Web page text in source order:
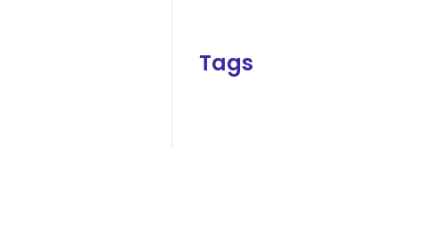
Tags